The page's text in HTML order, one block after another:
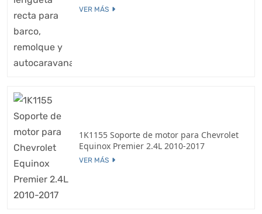
VER MÁS
1K1155 Soporte de motor para Chevrolet
Equinox Premier 2.4L 2010-2017
VER MÁS